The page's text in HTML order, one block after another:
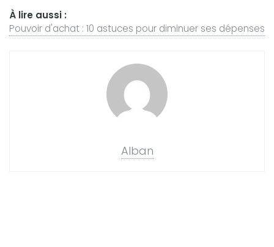
À lire aussi :
Pouvoir d'achat : 10 astuces pour diminuer ses dépenses
Alban